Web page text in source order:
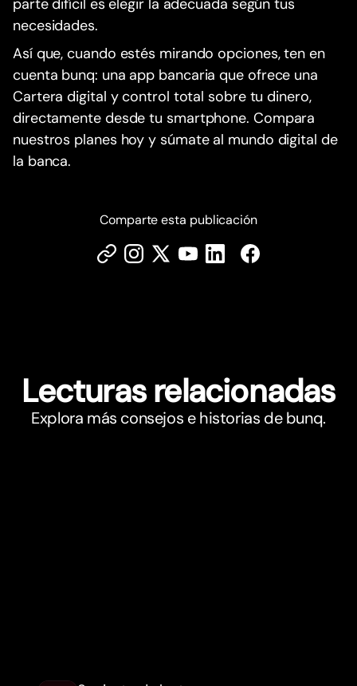
parte difícil es elegir la adecuada según tus
necesidades.
Así que, cuando estés mirando opciones, ten en
cuenta bunq: una app bancaria que ofrece una
Cartera digital y control total sobre tu dinero,
directamente desde tu smartphone. Compara
nuestros planes hoy y súmate al mundo digital de
la banca.
Comparte esta publicación
Lecturas relacionadas
Explora más consejos e historias de bunq.